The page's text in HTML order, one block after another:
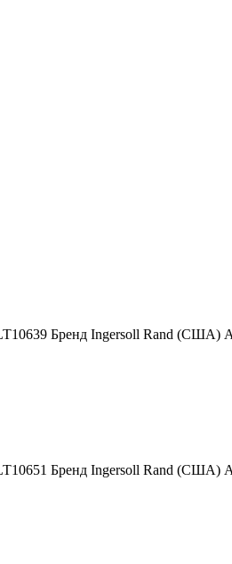
Бренд Ingersoll Rand (США)
Бренд Ingersoll Rand (США)